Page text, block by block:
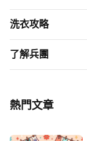
洗衣攻略
了解兵團
熱門文章